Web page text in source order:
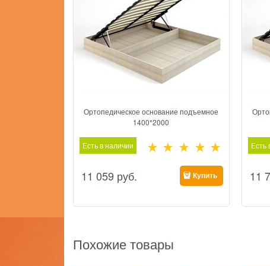
Ортопедическое основание подъемное
1400*2000
Есть в наличии
11 059 руб. Купить
Есть
11
Похожие товары